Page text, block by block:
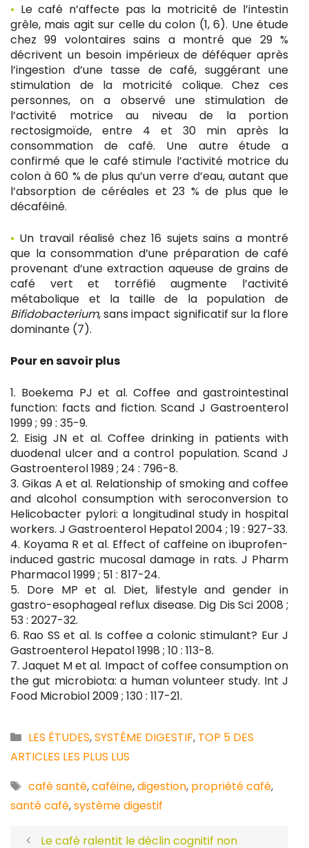
• Le café n’affecte pas la motricité de l’intestin
grêle, mais agit sur celle du colon (1, 6). Une étude
chez 99 volontaires sains a montré que 29 %
décrivent un besoin impérieux de déféquer après
l’ingestion d’une tasse de café, suggérant une
stimulation de la motricité colique. Chez ces
personnes, on a observé une stimulation de
l’activité motrice au niveau de la portion
rectosigmoïde, entre 4 et 30 min après la
consommation de café. Une autre étude a
confirmé que le café stimule l’activité motrice du
colon à 60 % de plus qu’un verre d’eau, autant que
l’absorption de céréales et 23 % de plus que le
décaféiné.
• Un travail réalisé chez 16 sujets sains a montré
que la consommation d’une préparation de café
provenant d’une extraction aqueuse de grains de
café vert et torréfié augmente l’activité
métabolique et la taille de la population de
Bifidobacterium, sans impact significatif sur la flore
dominante (7).
Pour en savoir plus
1. Boekema PJ et al. Coffee and gastrointestinal
function: facts and fiction. Scand J Gastroenterol
1999 ; 99 : 35-9.
2. Eisig JN et al. Coffee drinking in patients with
duodenal ulcer and a control population. Scand J
Gastroenterol 1989 ; 24 : 796-8.
3. Gikas A et al. Relationship of smoking and coffee
and alcohol consumption with seroconversion to
Helicobacter pylori: a longitudinal study in hospital
workers. J Gastroenterol Hepatol 2004 ; 19 : 927-33.
4. Koyama R et al. Effect of caffeine on ibuprofen-
induced gastric mucosal damage in rats. J Pharm
Pharmacol 1999 ; 51 : 817-24.
5. Dore MP et al. Diet, lifestyle and gender in
gastro-esophageal reflux disease. Dig Dis Sci 2008 ;
53 : 2027-32.
6. Rao SS et al. Is coffee a colonic stimulant? Eur J
Gastroenterol Hepatol 1998 ; 10 : 113-8.
7. Jaquet M et al. Impact of coffee consumption on
the gut microbiota: a human volunteer study. Int J
Food Microbiol 2009 ; 130 : 117-21.
Catégories
LES ÉTUDES,SYSTÈME DIGESTIF, TOP 5 DES
ARTICLES LES PLUS LUS
Étiquettes
café santé,caféine,digestion, propriété café,
santé café,système digestif
Le café ralentit le déclin cognitif non